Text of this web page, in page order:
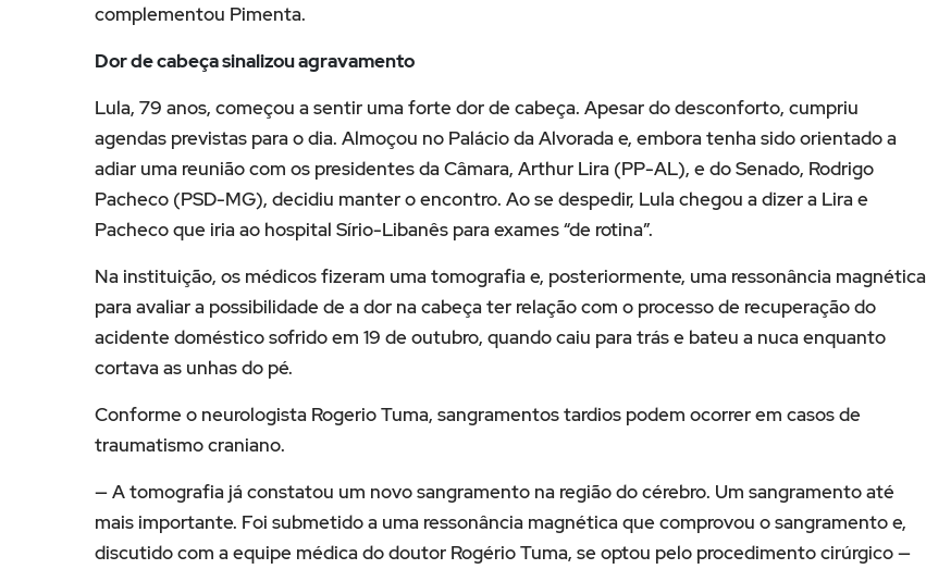
complementou Pimenta.
Dor de cabeça sinalizou agravamento
Lula, 79 anos, começou a sentir uma forte dor de cabeça. Apesar do desconforto, cumpriu
agendas previstas para o dia. Almoçou no Palácio da Alvorada e, embora tenha sido orientado a
adiar uma reunião com os presidentes da Câmara, Arthur Lira (PP-AL), e do Senado, Rodrigo
Pacheco (PSD-MG), decidiu manter o encontro. Ao se despedir, Lula chegou a dizer a Lira e
Pacheco que iria ao hospital Sírio-Libanês para exames “de rotina”.
Na instituição, os médicos fizeram uma tomografia e, posteriormente, uma ressonância magnética
para avaliar a possibilidade de a dor na cabeça ter relação com o processo de recuperação do
acidente doméstico sofrido em 19 de outubro, quando caiu para trás e bateu a nuca enquanto
cortava as unhas do pé.
Conforme o neurologista Rogerio Tuma, sangramentos tardios podem ocorrer em casos de
traumatismo craniano.
— A tomografia já constatou um novo sangramento na região do cérebro. Um sangramento até
mais importante. Foi submetido a uma ressonância magnética que comprovou o sangramento e,
discutido com a equipe médica do doutor Rogério Tuma, se optou pelo procedimento cirúrgico —